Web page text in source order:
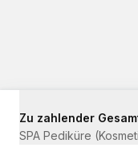
Zu zahlender
SPA Pediküre